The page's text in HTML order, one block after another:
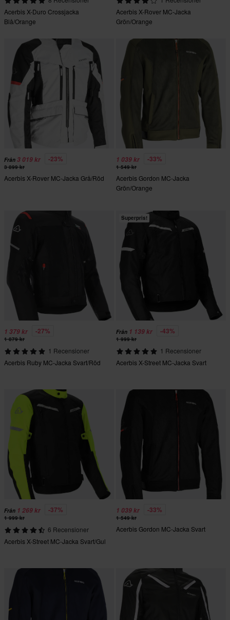
Acerbis X-Duro Crossjacka
Blå/Orange
Acerbis X-Rover MC-Jacka
Grön/Orange
Från 3 019 kr -23%
3 899 kr
Acerbis X-Rover MC-Jacka Grå/Röd
1 039 kr -33%
1 549 kr
Acerbis Gordon MC-Jacka
Grön/Orange
1 379 kr -27%
1 879 kr
1 Recensioner
Acerbis Ruby MC-Jacka Svart/Röd
Superpris!
Från 1 139 kr -43%
1 999 kr
1 Recensioner
Acerbis X-Street MC-Jacka Svart
Från 1 269 kr -37%
1 999 kr
6 Recensioner
Acerbis X-Street MC-Jacka Svart/Gul
1 039 kr -33%
1 549 kr
Acerbis Gordon MC-Jacka Svart